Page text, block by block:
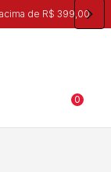
o cupom:
0